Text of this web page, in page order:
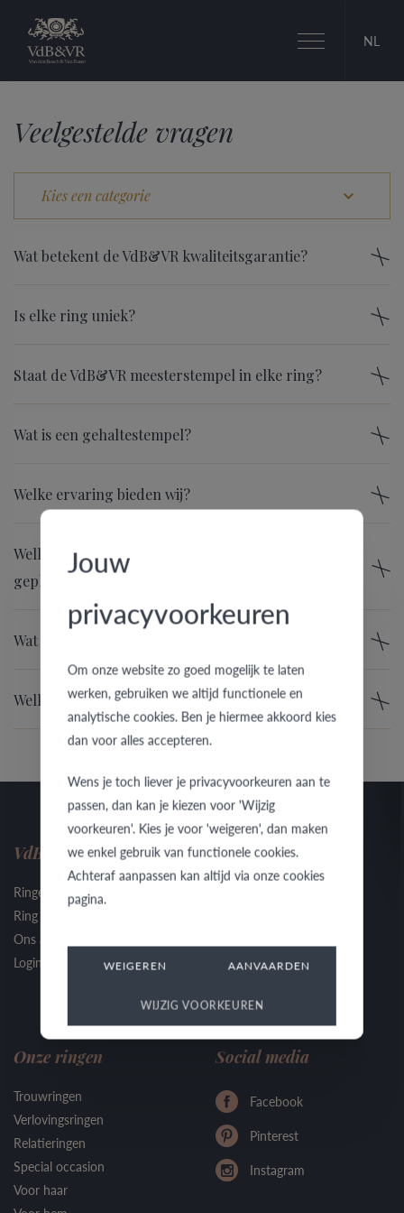
NL
Toggle
navigation
Veelgestelde vragen
Wat betekent de VdB&VR kwaliteitsgarantie?
Is elke ring uniek?
Staat de VdB&VR meesterstempel in elke ring?
Wat is een gehaltestempel?
Welke ervaring bieden wij?
Welke kwaliteit van diamanten wordt in onze ringen
geplaatst?
Wat betekent het om je ring te kopen in vertrouwen?
Welk voordeel biedt onze Comfort Fit?
Jouw
privacyvoorkeuren
Om onze website zo goed mogelijk te laten
werken, gebruiken we altijd functionele en
analytische cookies. Ben je hiermee akkoord kies
dan voor alles accepteren.
Wens je toch liever je privacyvoorkeuren aan te
passen, dan kan je kiezen voor 'Wijzig
voorkeuren'. Kies je voor 'weigeren', dan maken
we enkel gebruik van functionele cookies.
Achteraf aanpassen kan altijd via onze cookies
pagina.
WEIGEREN AANVAARDEN
WIJZIG VOORKEUREN
VdB&VR
Ringen
Ring Configurator
Ons ambacht
Login juwelier
Contact
Veelgestelde vragen
Onze ringen
Trouwringen
Verlovingsringen
Relatieringen
Special occasion
Voor haar
Social media
Facebook
Pinterest
Instagram